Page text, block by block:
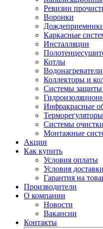
Ревизии
Воронки
Каркасные
Инсталляции
Котлы
Водонагреватели
Коллекторы и
Системы защиты
Инфракрасные
Терморегуляторы
Системы
Монтажные
Акции
Как купить
Условия оплаты
Условия доставки
Гарантия на
Производители
О компании
Новости
Вакансии
Контакты